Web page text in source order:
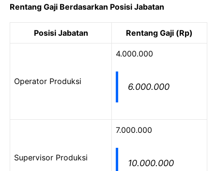
Rentang Gaji Berdasarkan Posisi Jabatan
Posisi Jabatan Rentang Gaji (Rp)
Operator Produksi
4.000.000
6.000.000
Supervisor Produksi
7.000.000
10.000.000